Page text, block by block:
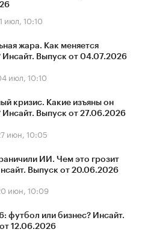
июл, 10:10
жара. Как меняется
Инсайт. Выпуск от 04.07.2026
июл, 10:10
кризис. Какие изъяны он
Инсайт. Выпуск от 27.06.2026
июн, 10:05
ИИ. Чем это грозит
Выпуск от 20.06.2026
июн, 10:09
футбол или бизнес? Инсайт.
12.06.2026